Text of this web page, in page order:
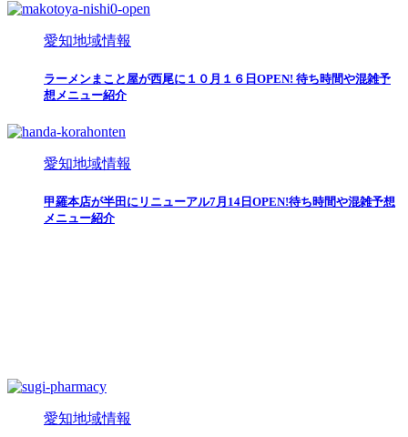
愛知地域情報
ラーメンまこと屋が西尾に１０月１６日OPEN! 待ち時間や混雑予
想メニュー紹介
愛知地域情報
甲羅本店が半田にリニューアル7月14日OPEN!待ち時間や混雑予想
メニュー紹介
愛知地域情報